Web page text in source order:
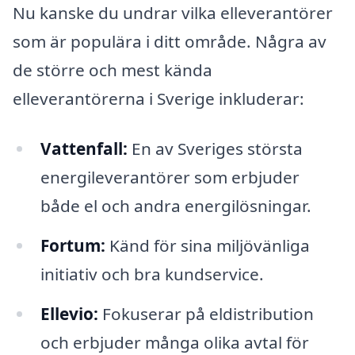
Nu kanske du undrar vilka elleverantörer
som är populära i ditt område. Några av
de större och mest kända
elleverantörerna i Sverige inkluderar:
Vattenfall: En av Sveriges största
energileverantörer som erbjuder
både el och andra energilösningar.
Fortum: Känd för sina miljövänliga
initiativ och bra kundservice.
Ellevio: Fokuserar på eldistribution
och erbjuder många olika avtal för